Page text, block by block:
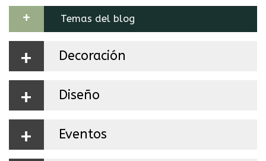
+ Temas del blog
+ Decoración
+ Diseño
+ Eventos